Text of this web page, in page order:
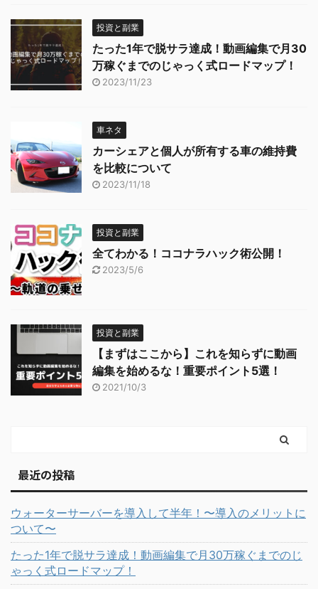
投資と副業
たった1年で脱サラ達成！動画編集で月30
万稼ぐまでのじゃっく式ロードマップ！
2023/11/23
車ネタ
カーシェアと個人が所有する車の維持費
を比較について
2023/11/18
投資と副業
全てわかる！ココナラハック術公開！
2023/5/6
投資と副業
【まずはここから】これを知らずに動画
編集を始めるな！重要ポイント5選！
2021/10/3
最近の投稿
ウォーターサーバーを導入して半年！〜導入のメリットに
ついて〜
たった1年で脱サラ達成！動画編集で月30万稼ぐまでのじ
ゃっく式ロードマップ！